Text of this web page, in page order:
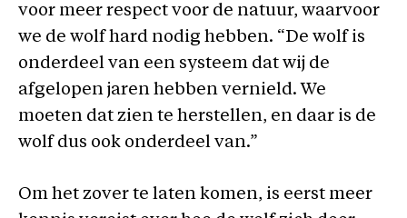
voor meer respect voor de natuur, waarvoor
we de wolf hard nodig hebben. “De wolf is
onderdeel van een systeem dat wij de
afgelopen jaren hebben vernield. We
moeten dat zien te herstellen, en daar is de
wolf dus ook onderdeel van.”
Om het zover te laten komen, is eerst meer